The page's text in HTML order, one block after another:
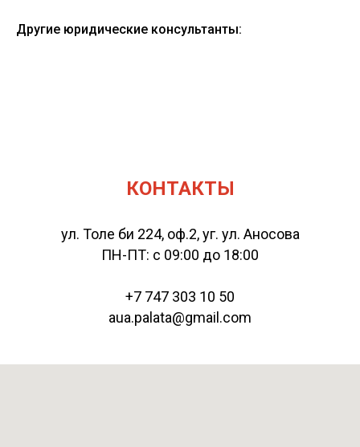
Другие юридические консультанты:
КОНТАКТЫ
ул. Толе би 224, оф.2, уг. ул. Аносова
ПН-ПТ: с 09:00 до 18:00
+7 747 303 10 50
aua.palata@gmail.com